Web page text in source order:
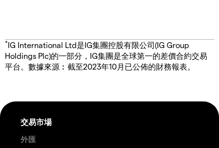
*IG International Ltd是IG集團控股有限公司(IG Group
Holdings Plc)的一部分，IG集團是全球第一的差價合約交易
平台。數據來源︰截至2023年10月已公佈的財務報表。
交易市場
外匯